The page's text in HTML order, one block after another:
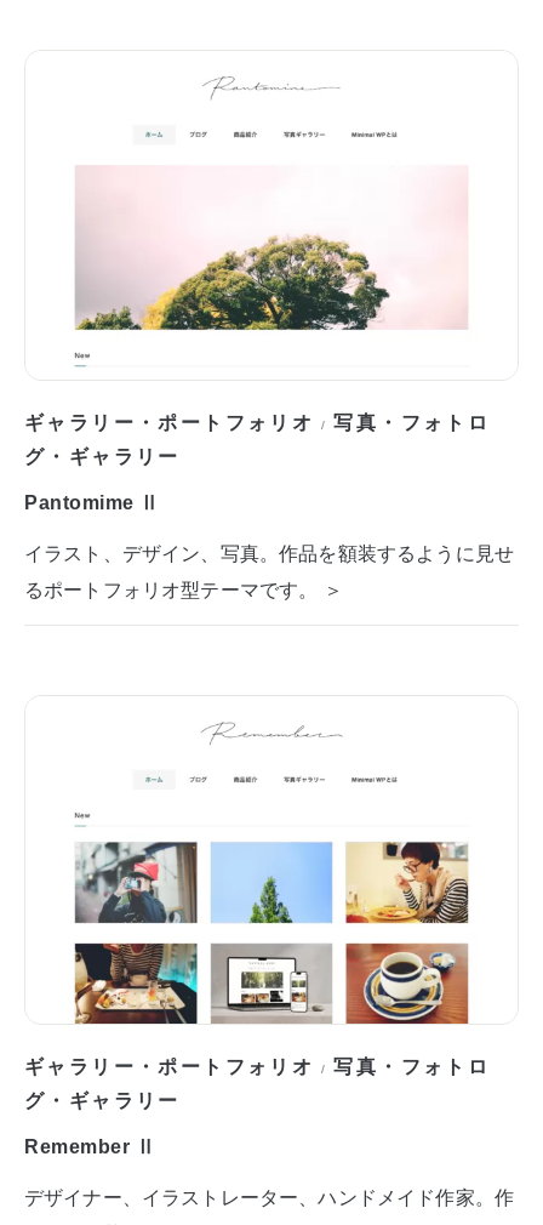
ギャラリー・ポートフォリオ /写真・フォトロ
グ・ギャラリー
Pantomime Ⅱ
イラスト、デザイン、写真。作品を額装するように見せ
るポートフォリオ型テーマです。 ＞
ギャラリー・ポートフォリオ /写真・フォトロ
グ・ギャラリー
Remember Ⅱ
デザイナー、イラストレーター、ハンドメイド作家。作